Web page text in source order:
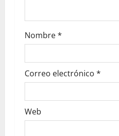
Nombre*
Correo electrónico *
Web